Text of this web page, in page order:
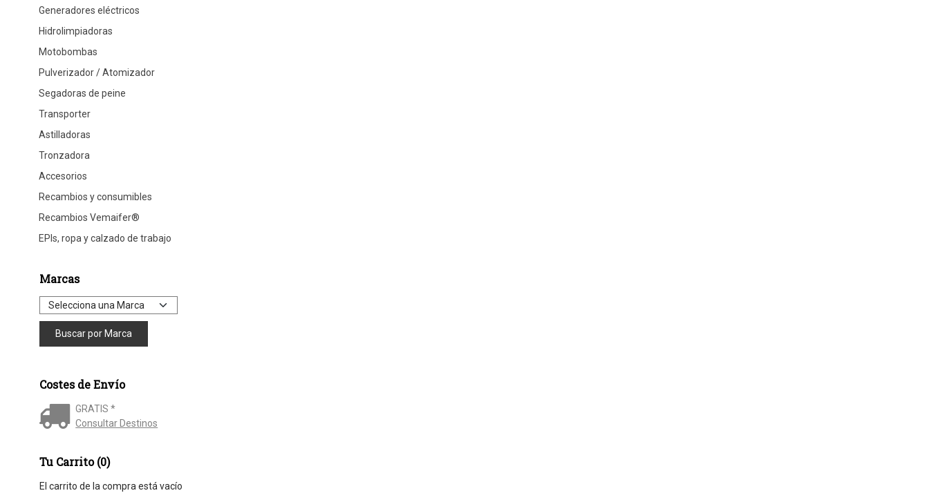
Generadores eléctricos
Hidrolimpiadoras
Motobombas
Pulverizador / Atomizador
Segadoras de peine
Transporter
Astilladoras
Tronzadora
Accesorios
Recambios y consumibles
Recambios Vemaifer®
EPIs, ropa y calzado de trabajo
Marcas
Costes de Envío
GRATIS *
Consultar Destinos
Tu Carrito (0)
El carrito de la compra está vacío